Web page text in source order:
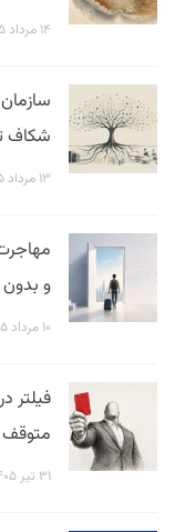
۱۴ مرداد ۱۴۰۵
شکاف
۱۳ مرداد ۱۴۰۵
و
۱۰ مرداد ۱۴۰۵
متوقف
۳۱ تیر ۱۴۰۵